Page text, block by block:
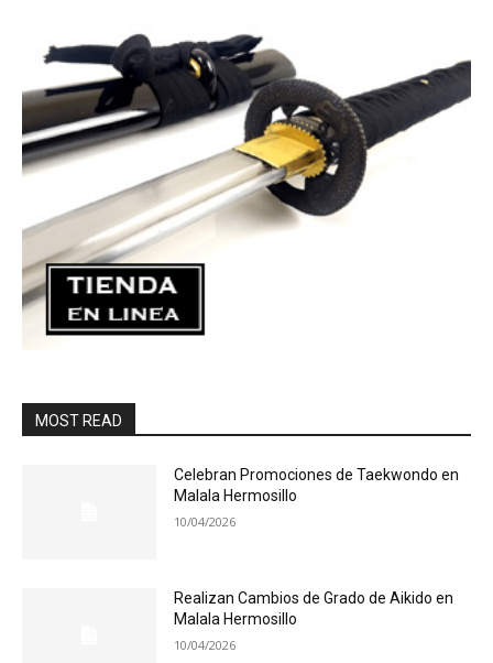
MOST READ
Celebran Promociones de Taekwondo en
Malala Hermosillo
10/04/2026
Realizan Cambios de Grado de Aikido en
Malala Hermosillo
10/04/2026